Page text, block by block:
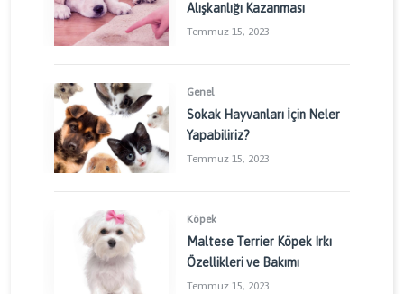
Alışkanlığı Kazanması
Temmuz 15, 2023
Genel
Sokak Hayvanları İçin Neler
Yapabiliriz?
Temmuz 15, 2023
Köpek
Maltese Terrier Köpek Irkı
Özellikleri ve Bakımı
Temmuz 15, 2023